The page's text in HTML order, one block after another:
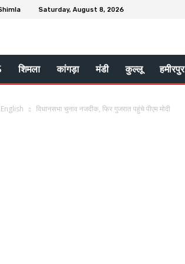
Saturday, August 8, 2026
शिमला कांगड़ा मंडी कुल्लू हमीरपुर
English विधानसभा चुनाव नजदीक, फिर गुजरात पहुंचे पीएम मोदी